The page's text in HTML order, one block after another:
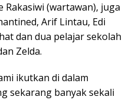
Rakasiwi (wartawan), juga
Arif Lintau, Edi
dan dua pelajar sekolah
Zelda.
ikutkan di dalam
sekarang banyak sekali